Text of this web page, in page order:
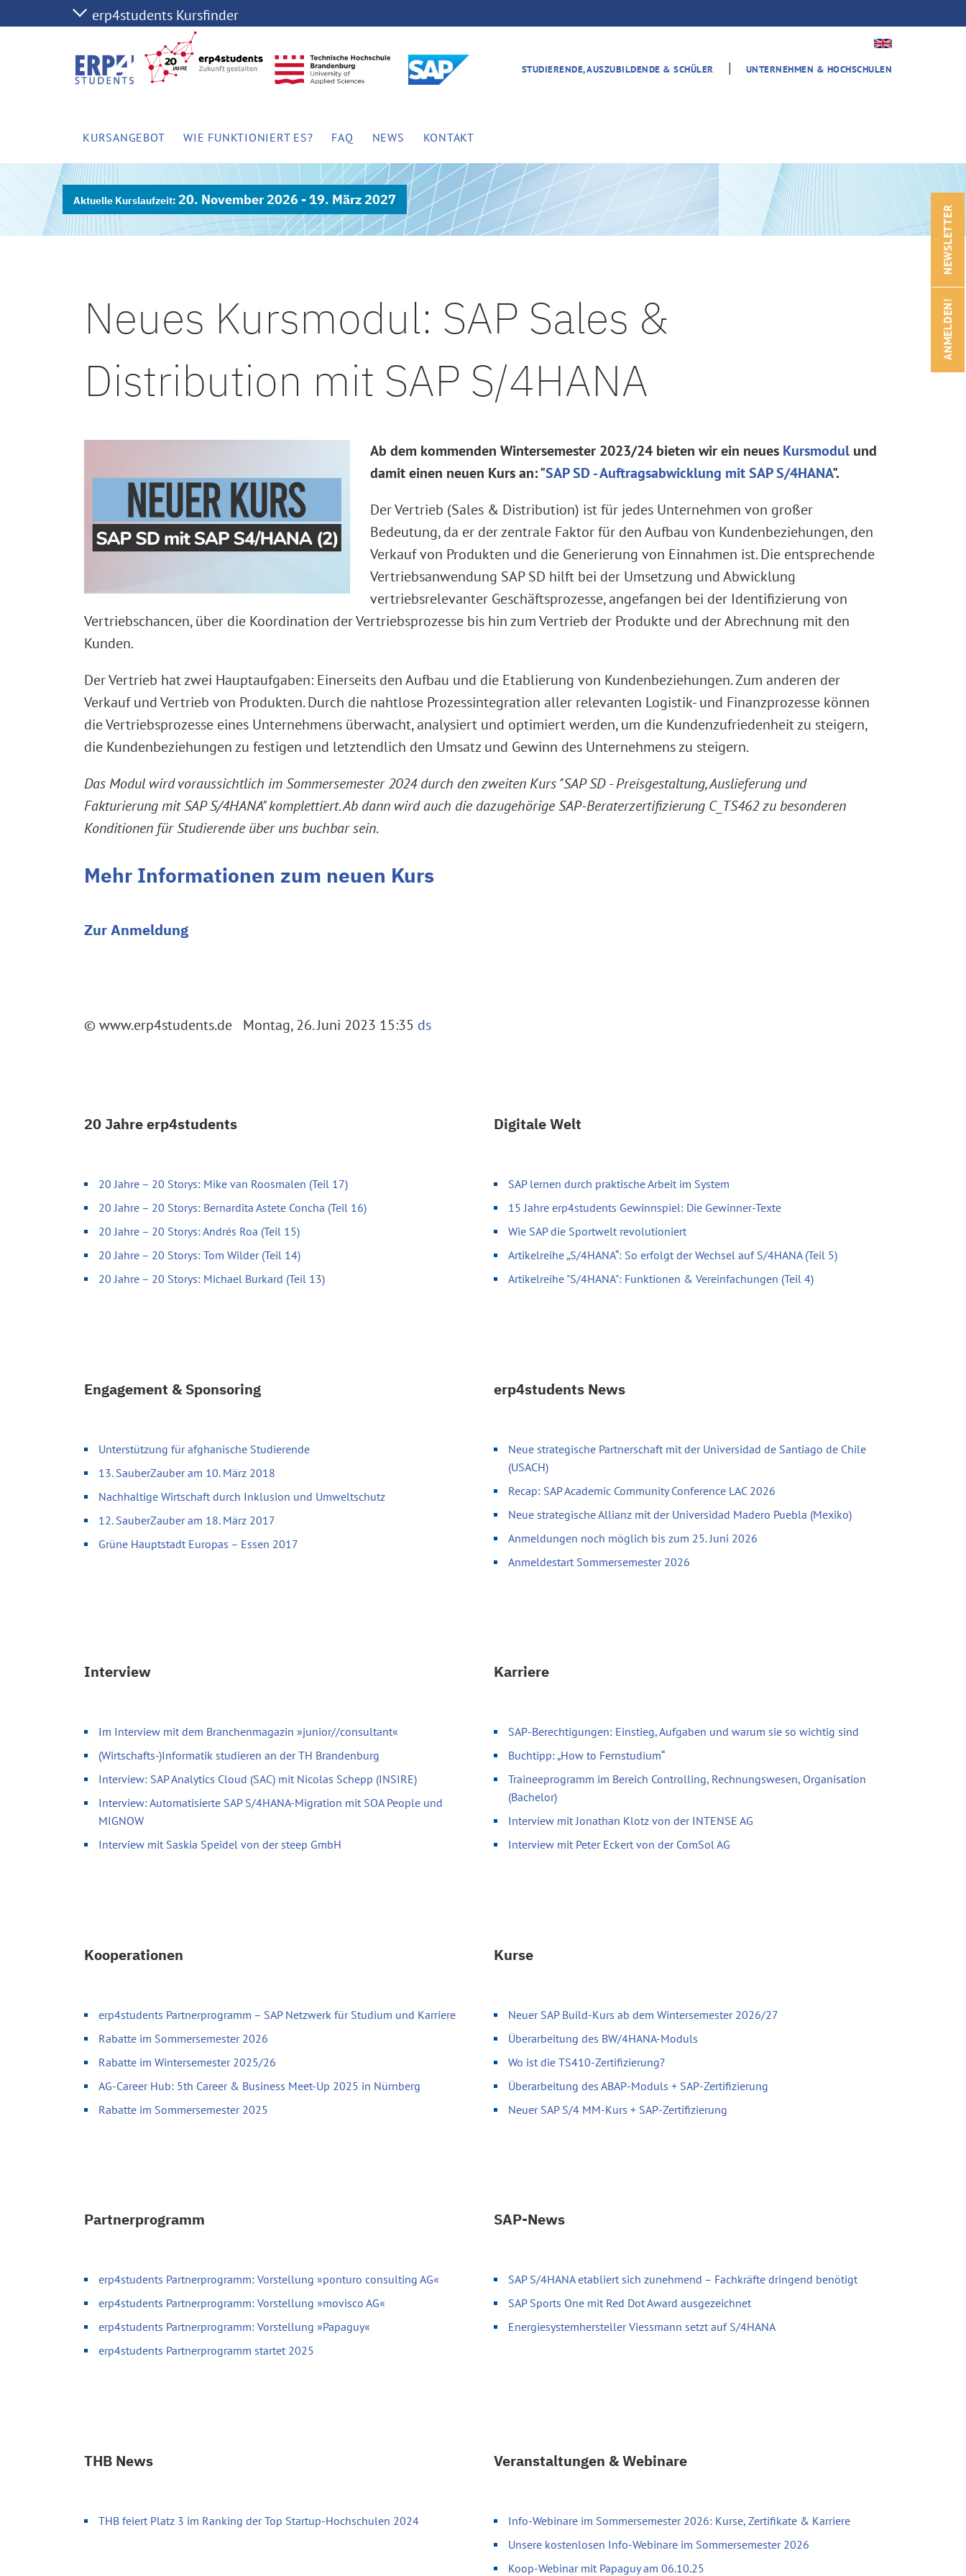
STUDIERENDE, AUSZUBILDENDE & SCHÜLER | UNTERNEHMEN & HOCHSCHULEN
KURSANGEBOT WIE FUNKTIONIERT ES? FAQ NEWS KONTAKT
20. November 2026 - 19. März 2027
Neues Kursmodul: SAP Sales &
Distribution mit SAP S/4HANA
Ab dem kommenden Wintersemester 2023/24 bieten wir ein neues Kursmodulund
damit einen neuen Kurs an: "SAP SD - Auftragsabwicklung mit SAP S/4HANA".
Der Vertrieb (Sales & Distribution) ist für jedes Unternehmen von großer
Bedeutung, da er der zentrale Faktor für den Aufbau von Kundenbeziehungen, den
Verkauf von Produkten und die Generierung von Einnahmen ist. Die entsprechende
Vertriebsanwendung SAP SD hilft bei der Umsetzung und Abwicklung
vertriebsrelevanter Geschäftsprozesse, angefangen bei der Identifizierung von
Vertriebschancen, über die Koordination der Vertriebsprozesse bis hin zum Vertrieb der Produkte und der Abrechnung mit den
Kunden.
Der Vertrieb hat zwei Hauptaufgaben: Einerseits den Aufbau und die Etablierung von Kundenbeziehungen. Zum anderen der
Verkauf und Vertrieb von Produkten. Durch die nahtlose Prozessintegration aller relevanten Logistik- und Finanzprozesse können
die Vertriebsprozesse eines Unternehmens überwacht, analysiert und optimiert werden, um die Kundenzufriedenheit zu steigern,
die Kundenbeziehungen zu festigen und letztendlich den Umsatz und Gewinn des Unternehmens zu steigern.
Das Modul wird voraussichtlich im Sommersemester 2024 durch den zweiten Kurs "SAP SD - Preisgestaltung, Auslieferung und
Fakturierung mit SAP S/4HANA" komplettiert. Ab dann wird auch die dazugehörige SAP-Beraterzertifizierung C_TS462 zu besonderen
Konditionen für Studierende über uns buchbar sein.
Mehr Informationen zum neuen Kurs
Zur Anmeldung
© www.erp4students.de Montag, 26. Juni 2023 15:35 ds
20 Jahre erp4students
20 Jahre – 20 Storys: Mike van Roosmalen (Teil 17)
20 Jahre – 20 Storys: Bernardita Astete Concha (Teil 16)
20 Jahre – 20 Storys: Andrés Roa (Teil 15)
20 Jahre – 20 Storys: Tom Wilder (Teil 14)
20 Jahre – 20 Storys: Michael Burkard (Teil 13)
Digitale Welt
SAP lernen durch praktische Arbeit im System
15 Jahre erp4students Gewinnspiel: Die Gewinner-Texte
Wie SAP die Sportwelt revolutioniert
Artikelreihe „S/4HANA“: So erfolgt der Wechsel auf S/4HANA (Teil 5)
Artikelreihe "S/4HANA": Funktionen & Vereinfachungen (Teil 4)
Engagement & Sponsoring
Unterstützung für afghanische Studierende
13. SauberZauber am 10. März 2018
Nachhaltige Wirtschaft durch Inklusion und Umweltschutz
12. SauberZauber am 18. März 2017
Grüne Hauptstadt Europas – Essen 2017
erp4students News
Neue strategische Partnerschaft mit der Universidad de Santiago de Chile
(USACH)
Recap: SAP Academic Community Conference LAC 2026
Neue strategische Allianz mit der Universidad Madero Puebla (Mexiko)
Anmeldungen noch möglich bis zum 25. Juni 2026
Anmeldestart Sommersemester 2026
Interview
Im Interview mit dem Branchenmagazin »junior//consultant«
(Wirtschafts-)Informatik studieren an der TH Brandenburg
Interview: SAP Analytics Cloud (SAC) mit Nicolas Schepp (INSIRE)
Interview: Automatisierte SAP S/4HANA-Migration mit SOA People und
MIGNOW
Interview mit Saskia Speidel von der steep GmbH
Karriere
SAP-Berechtigungen: Einstieg, Aufgaben und warum sie so wichtig sind
Buchtipp: „How to Fernstudium“
Traineeprogramm im Bereich Controlling, Rechnungswesen, Organisation
(Bachelor)
Interview mit Jonathan Klotz von der INTENSE AG
Interview mit Peter Eckert von der ComSol AG
Kooperationen
erp4students Partnerprogramm – SAP Netzwerk für Studium und Karriere
Rabatte im Sommersemester 2026
Rabatte im Wintersemester 2025/26
AG-Career Hub: 5th Career & Business Meet-Up 2025 in Nürnberg
Rabatte im Sommersemester 2025
Kurse
Neuer SAP Build-Kurs ab dem Wintersemester 2026/27
Überarbeitung des BW/4HANA-Moduls
Wo ist die TS410-Zertifizierung?
Überarbeitung des ABAP-Moduls + SAP-Zertifizierung
Neuer SAP S/4 MM-Kurs + SAP-Zertifizierung
Partnerprogramm
erp4students Partnerprogramm: Vorstellung »ponturo consulting AG«
erp4students Partnerprogramm: Vorstellung »movisco AG«
erp4students Partnerprogramm: Vorstellung »Papaguy«
erp4students Partnerprogramm startet 2025
SAP-News
SAP S/4HANA etabliert sich zunehmend – Fachkräfte dringend benötigt
SAP Sports One mit Red Dot Award ausgezeichnet
Energiesystemhersteller Viessmann setzt auf S/4HANA
THB News
THB feiert Platz 3 im Ranking der Top Startup-Hochschulen 2024
Veranstaltungen & Webinare
Info-Webinare im Sommersemester 2026: Kurse, Zertifikate & Karriere
Unsere kostenlosen Info-Webinare im Sommersemester 2026
Koop-Webinar mit Papaguy am 06.10.25
ANMELDEN!
NEWSLETTER